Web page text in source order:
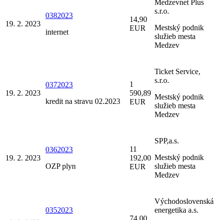
19. 2. 2023
0382023
internet
14,90
EUR
Medzevnet Plus
s.r.o.
Mestský podnik
služieb mesta
Medzev
19. 2. 2023
0372023
kredit na stravu 02.2023
1
590,89
EUR
Ticket Service,
s.r.o.
Mestský podnik
služieb mesta
Medzev
19. 2. 2023
0362023
OZP plyn
11
192,00
EUR
SPP,a.s.
Mestský podnik
služieb mesta
Medzev
0352023
74,00
Východoslovenská
energetika a.s.